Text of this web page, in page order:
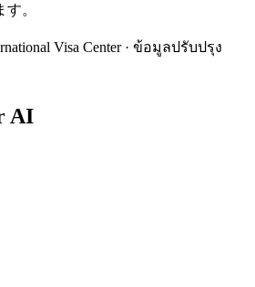
。
Visa Center · ข้อมูลปรับปรุง
AI